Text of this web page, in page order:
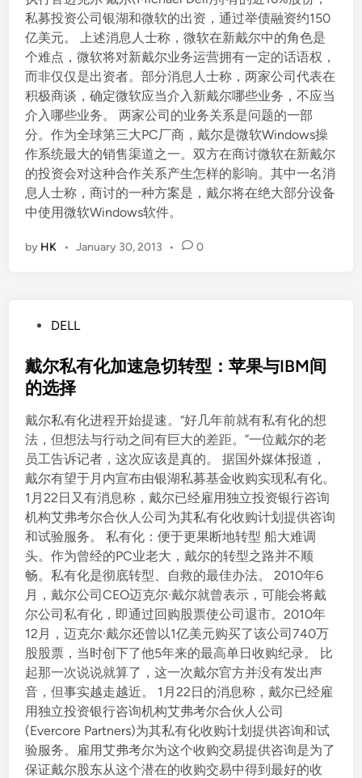
私募投资公司银湖和微软的出资，通过举债融资约150
亿美元。 上述消息人士称，微软在新戴尔中的角色是
个难点，微软将对新戴尔业务运营拥有一定的话语权，
而非仅仅是出资者。部分消息人士称，两家公司代表在
积极商谈，确定微软应当介入新戴尔哪些业务，不应当
介入哪些业务。 两家公司的业务关系是问题的一部
分。作为全球第三大PC厂商，戴尔是微软Windows操
作系统最大的销售渠道之一。双方在商讨微软在新戴尔
的投资会对这种合作关系产生怎样的影响。其中一名消
息人士称，商讨的一种方案是，戴尔将在绝大部分设备
中使用微软Windows软件。
by HK • January 30, 2013 • 0
s
t
d
i
n
DELL
戴尔私有化加速急切转型：苹果与IBM间
的选择
戴尔私有化进程开始提速。“好几年前就有私有化的想
法，但想法与行动之间有巨大的差距。”一位戴尔的老
员工告诉记者，这次应该是真的。 据国外媒体报道，
戴尔有望于月内宣布由银湖私募基金收购实现私有化。
1月22日又有消息称，戴尔已经雇用独立投资银行咨询
机构艾弗考尔合伙人公司为其私有化收购计划提供咨询
和试验服务。 私有化：便于更果断地转型 船大难调
头。作为曾经的PC业老大，戴尔的转型之路并不顺
畅。私有化是彻底转型、自救的最佳办法。 2010年6
月，戴尔公司CEO迈克尔·戴尔就曾表示，可能会将戴
尔公司私有化，即通过回购股票使公司退市。2010年
12月，迈克尔·戴尔还曾以1亿美元购买了该公司740万
股股票，当时创下了他5年来的最高单日收购纪录。 比
起那一次说说就算了，这一次戴尔官方并没有发出声
音，但事实越走越近。 1月22日的消息称，戴尔已经雇
用独立投资银行咨询机构艾弗考尔合伙人公司
(Evercore Partners)为其私有化收购计划提供咨询和试
验服务。雇用艾弗考尔为这个收购交易提供咨询是为了
保证戴尔股东从这个潜在的收购交易中得到最好的收